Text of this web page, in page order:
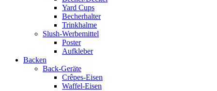
Yard Cups
Becherhalter
Trinkhalme
Slush-Werbemittel
Poster
Aufkleber
Backen
Back-Geräte
Crêpes-Eisen
Waffel-Eisen